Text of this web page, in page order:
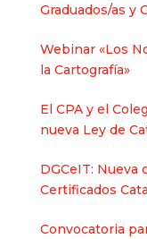
Graduados/as y
Webinar «Los
la Cartografía»
El CPA y el
nueva Ley de
DGCeIT:
Certificados
Convocatoria